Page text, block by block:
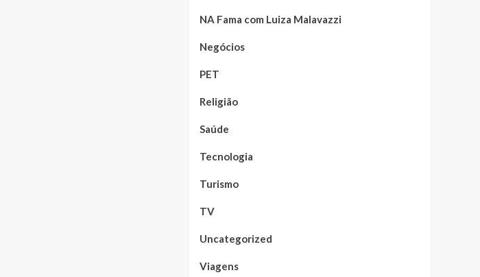
NA Fama com Luiza Malavazzi
Negócios
PET
Religião
Saúde
Tecnologia
Turismo
TV
Uncategorized
Viagens